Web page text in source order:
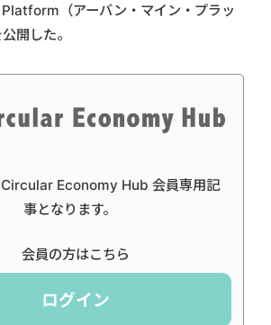
（アーバン・マイン・プラッ
開した。
Circular Economy Hub 会員専用記
事となります。
会員の方はこちら
ログイン